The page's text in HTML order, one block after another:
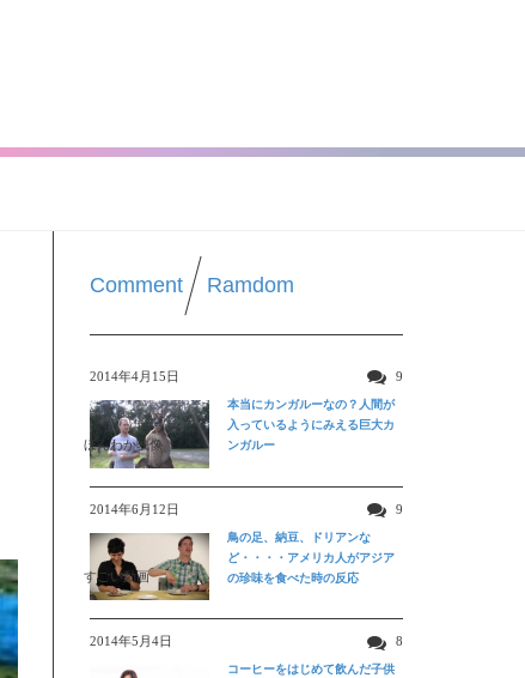
Comment Ramdom
2014年4月15日 9
ほんわか映像
本当にカンガルーなの？人間が
入っているようにみえる巨大カ
ンガルー
2014年6月12日 9
すごい動画
鳥の足、納豆、ドリアンな
ど・・・・アメリカ人がアジア
の珍味を食べた時の反応
2014年5月4日 8
コーヒーをはじめて飲んだ子供